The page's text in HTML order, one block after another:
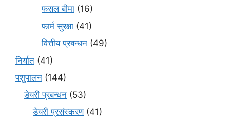
फसल बीमा (16)
फार्म सुरक्षा (41)
वित्तीय प्रबन्धन (49)
निर्यात (41)
पशुपालन (144)
डेयरी प्रबन्धन (53)
डेयरी प्रसंस्करण(41)